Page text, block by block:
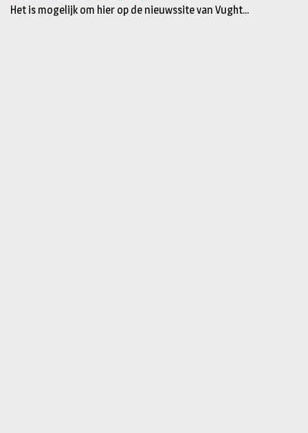
Het is mogelijk om hier op de nieuwssite van Vught...